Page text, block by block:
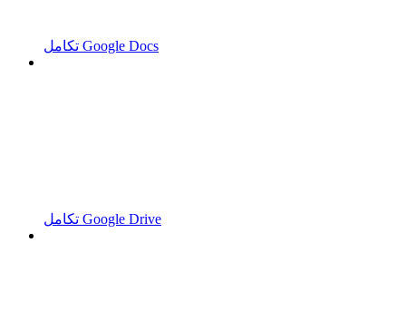
تكامل Google Docs
تكامل Google Drive